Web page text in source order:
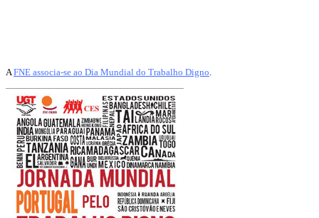
A FNE associa-se ao Dia Mundial do Trabalho Digno